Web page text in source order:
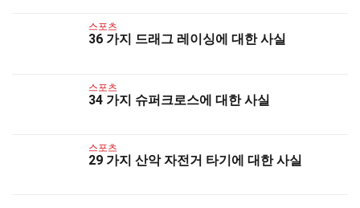
스포츠
36 가지 드래그 레이싱에 대한 사실
스포츠
34 가지 슈퍼크로스에 대한 사실
스포츠
29 가지 산악 자전거 타기에 대한 사실